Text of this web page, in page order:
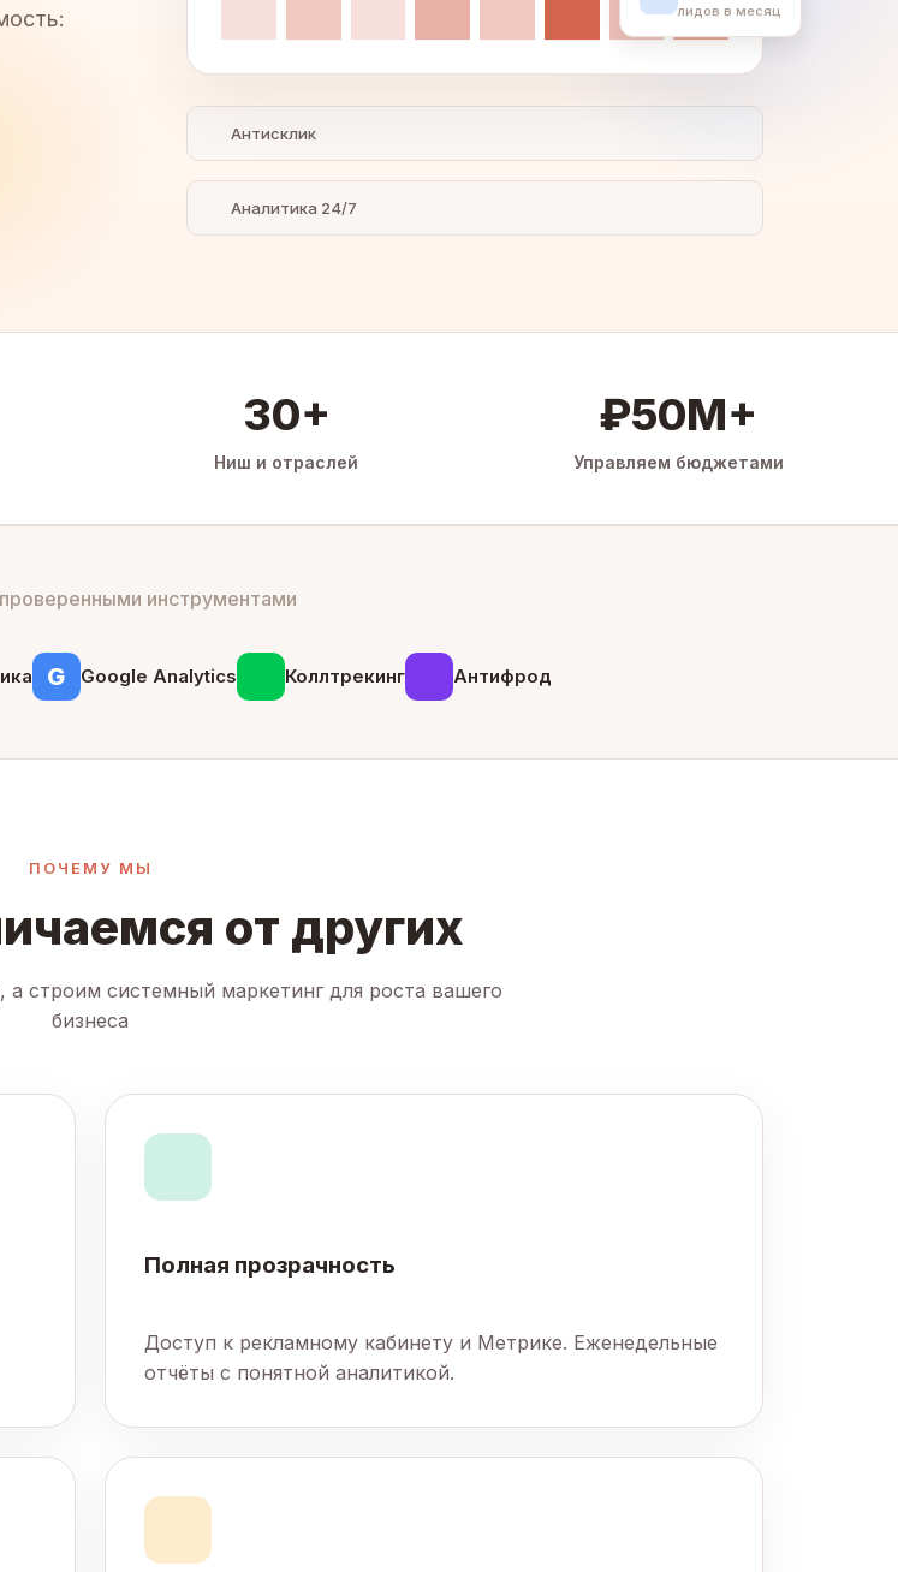
лидов в месяц
Антисклик
Аналитика 24/7
30+
Ниш и отраслей
₽50M+
Управляем бюджетами
инструментами
G Google Analytics Коллтрекинг Антифрод
ПОЧЕМУ МЫ
от других
строим системный маркетинг для роста вашего
бизнеса
Полная прозрачность
Доступ к рекламному кабинету и Метрике. Еженедельные
отчёты с понятной аналитикой.